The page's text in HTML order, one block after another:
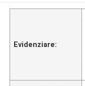
Evidenziare: